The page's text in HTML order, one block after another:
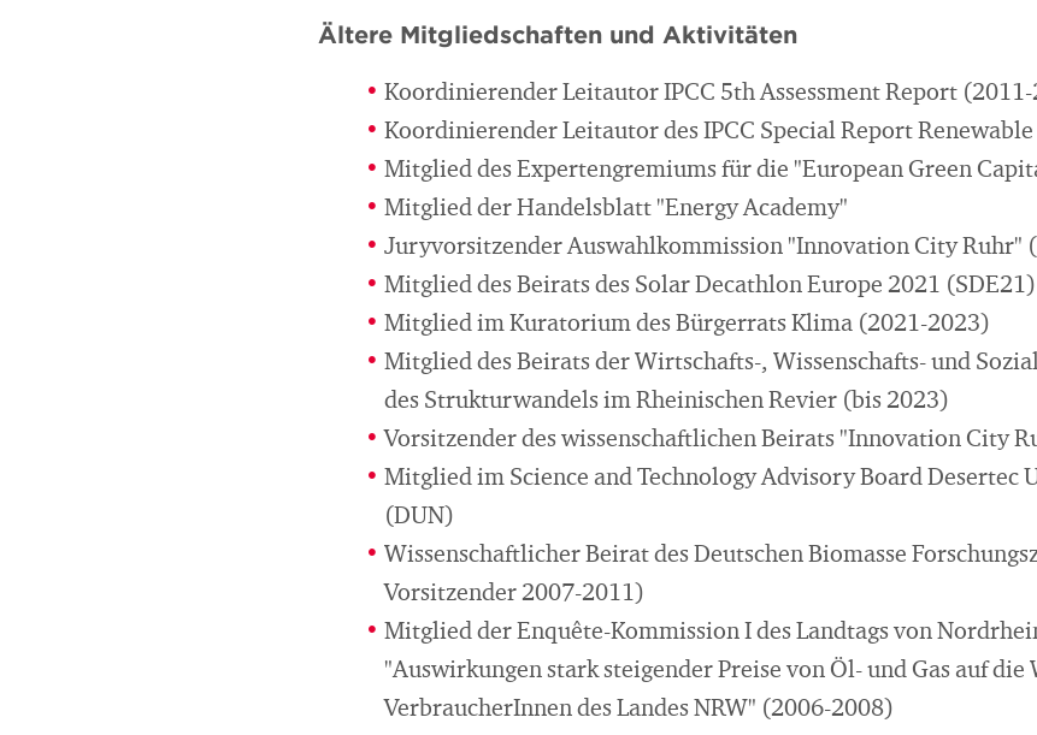
Ältere Mitgliedschaften und Aktivitäten
Koordinierender Leitautor IPCC 5th Assessment Report
Koordinierender Leitautor des IPCC Special Report
Mitglied des Expertengremiums für die "European Green
Mitglied der Handelsblatt "Energy Academy"
Juryvorsitzender Auswahlkommission "Innovation City Ruhr"
Mitglied des Beirats des Solar Decathlon Europe 2021
Mitglied im Kuratorium des Bürgerrats Klima (2021-2023)
Mitglied des Beirats der Wirtschafts-, Wissenschafts- und
des Strukturwandels im Rheinischen Revier (bis 2023)
Vorsitzender des wissenschaftlichen Beirats "Innovation City
Mitglied im Science and Technology Advisory Board Desertec
(DUN)
Wissenschaftlicher Beirat des Deutschen Biomasse
Vorsitzender 2007-2011)
Mitglied der Enquête-Kommission I des Landtags von
"Auswirkungen stark steigender Preise von Öl- und Gas auf
VerbraucherInnen des Landes NRW" (2006-2008)